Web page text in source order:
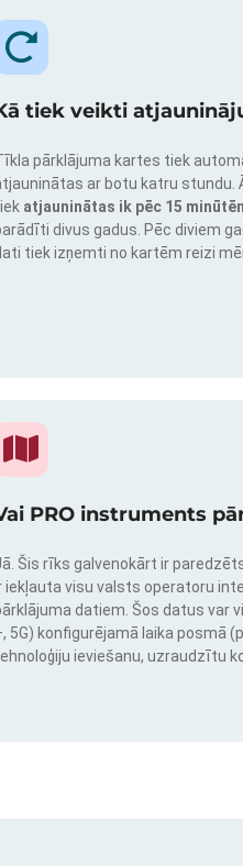
tiek veikti
pārklājuma kartes tiek
ar botu katru stundu.
atjauninātas ik pēc 15
divus gadus. Pēc diviem
tiek izņemti no kartēm reizi
PRO instruments
Šis rīks galvenokārt ir
iekļauta visu valsts operatoru
datiem. Šos datus var
5G) konfigurējamā laika posmā
ieviešanu, uzraudzītu